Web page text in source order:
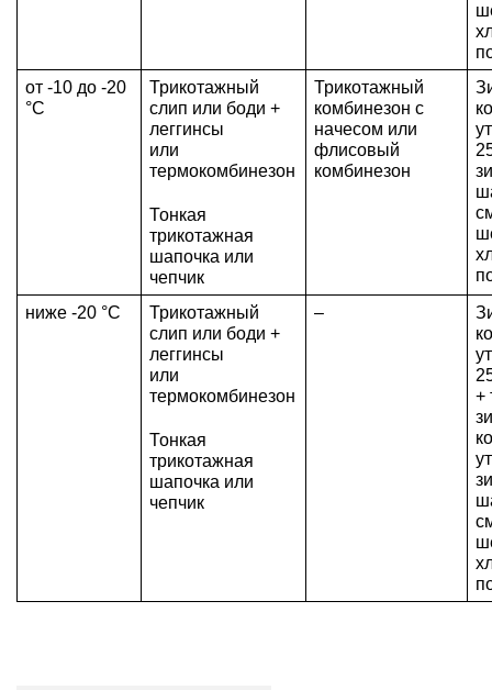
от -10 до -20
°C
Трикотажный
слип или боди +
леггинсы
или
термокомбинезон
Тонкая
трикотажная
шапочка или
чепчик
Трикотажный
комбинезон с
начесом или
флисовый
комбинезон
ниже -20 °C
Трикотажный
слип или боди +
леггинсы
или
термокомбинезон
Тонкая
трикотажная
шапочка или
чепчик
–
+